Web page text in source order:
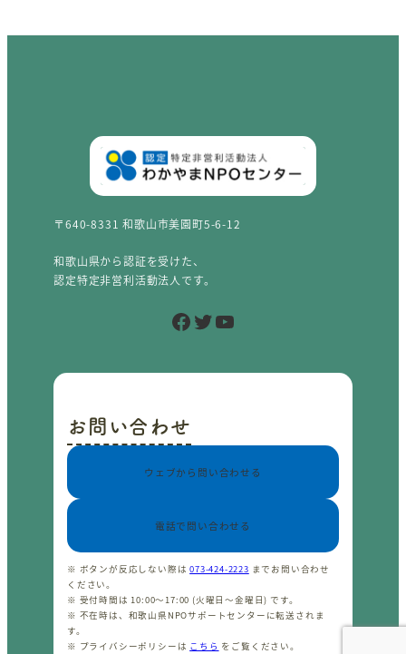
〒640-8331 和歌山市美園町5-6-12
和歌山県から認証を受けた、
認定特定非営利活動法人です。
Facebook Twitter YouTube
お問い合わせ
ウェブから問い合わせる
電話で問い合わせる
※ ボタンが反応しない際は073-424-2223 までお問い合わせ
ください。
※ 受付時間は 10:00〜17:00 (火曜日〜金曜日) です。
※ 不在時は、和歌山県NPOサポートセンターに転送されま
す。
※ プライバシーポリシーは こちら をご覧ください。